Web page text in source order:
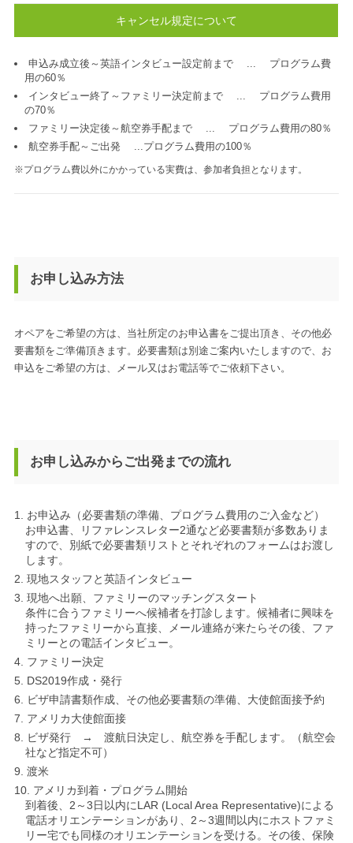
キャンセル規定について
申込み成立後～英語インタビュー設定前まで ... プログラム費
用の60％
インタビュー終了～ファミリー決定前まで ... プログラム費用
の70％
ファミリー決定後～航空券手配まで ... プログラム費用の80％
航空券手配～ご出発 ...プログラム費用の100％
※プログラム費以外にかかっている実費は、参加者負担となります。
お申し込み方法
オペアをご希望の方は、当社所定のお申込書をご提出頂き、その他必
要書類をご準備頂きます。必要書類は別途ご案内いたしますので、お
申込をご希望の方は、メール又はお電話等でご依頼下さい。
お申し込みからご出発までの流れ
お申込み（必要書類の準備、プログラム費用のご入金など）
お申込書、リファレンスレター2通など必要書類が多数ありま
すので、別紙で必要書類リストとそれぞれのフォームはお渡し
します。
現地スタッフと英語インタビュー
現地へ出願、ファミリーのマッチングスタート
条件に合うファミリーへ候補者を打診します。候補者に興味を
持ったファミリーから直接、メール連絡が来たらその後、ファ
ミリーとの電話インタビュー。
ファミリー決定
DS2019作成・発行
ビザ申請書類作成、その他必要書類の準備、大使館面接予約
アメリカ大使館面接
ビザ発行 → 渡航日決定し、航空券を手配します。（航空会
社など指定不可）
渡米
アメリカ到着・プログラム開始
到着後、2～3日以内にLAR (Local Area Representative)による
電話オリエンテーションがあり、2～3週間以内にホストファミ
リー宅でも同様のオリエンテーションを受ける。その後、保険